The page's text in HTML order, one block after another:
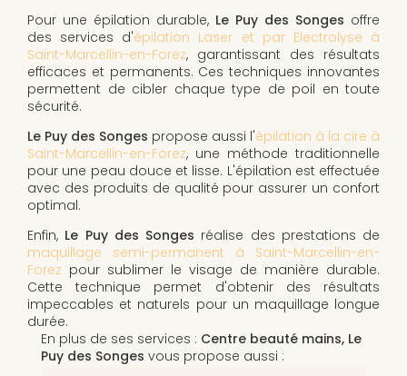
Pour une épilation durable, Le Puy des Songes offre
des services d'épilation Laser et par Electrolyse à
Saint-Marcellin-en-Forez, garantissant des résultats
efficaces et permanents. Ces techniques innovantes
permettent de cibler chaque type de poil en toute
sécurité.
Le Puy des Songes propose aussi l'épilation à la cire à
Saint-Marcellin-en-Forez, une méthode traditionnelle
pour une peau douce et lisse. L'épilation est effectuée
avec des produits de qualité pour assurer un confort
optimal.
Enfin, Le Puy des Songes réalise des prestations de
maquillage semi-permanent à Saint-Marcellin-en-
Forez pour sublimer le visage de manière durable.
Cette technique permet d'obtenir des résultats
impeccables et naturels pour un maquillage longue
durée.
En plus de ses services : Centre beauté mains, Le
Puy des Songes vous propose aussi :